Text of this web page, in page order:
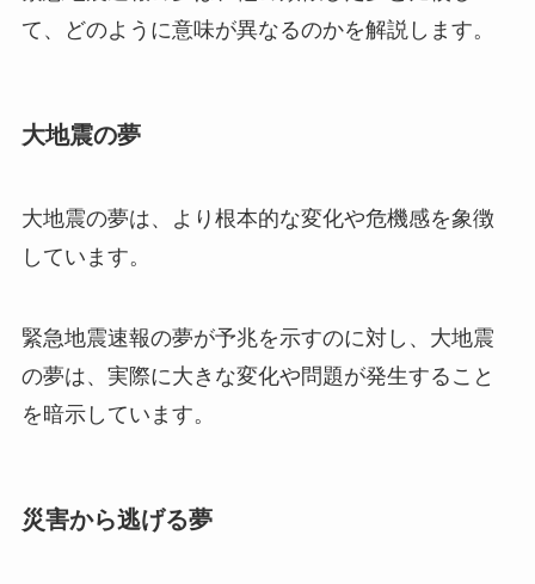
て、どのように意味が異なるのかを解説します。
大地震の夢
大地震の夢は、より根本的な変化や危機感を象徴
しています。
緊急地震速報の夢が予兆を示すのに対し、大地震
の夢は、実際に大きな変化や問題が発生すること
を暗示しています。
災害から逃げる夢